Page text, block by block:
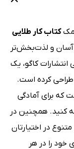
کتاب کار طلایی
آسان و لذت‌بخش‌تر
کاگو، یک
طراحی کرده است.
که برای آمادگی
کنید. همچنین در
در اختیارتان
خود را در هر